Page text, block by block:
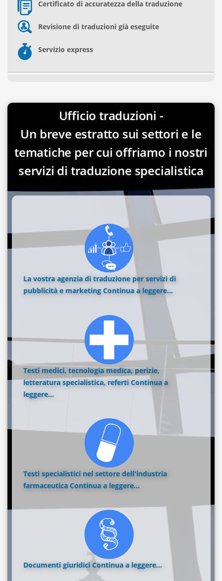
Certificato di accuratezza della traduzione
Revisione di traduzioni già eseguite
Servizio express
Ufficio traduzioni -
Un breve estratto sui settori e le
tematiche per cui offriamo i nostri
servizi di traduzione specialistica
La vostra agenzia di traduzione per servizi di
pubblicità e marketing Continua a leggere...
Testi medici, tecnologia medica, perizie,
letteratura specialistica, referti Continua a
leggere...
Testi specialistici nel settore dell'industria
farmaceutica Continua a leggere...
Documenti giuridici Continua a leggere...